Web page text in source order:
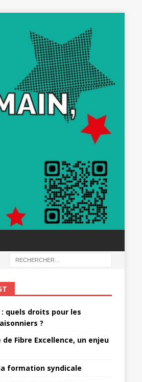
quels droits pour les
?
de Fibre Excellence, un enjeu
formation syndicale